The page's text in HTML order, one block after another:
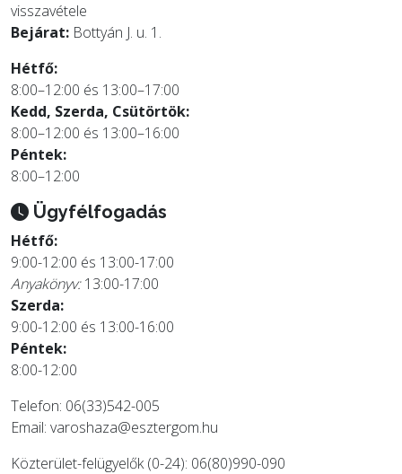
visszavétele
Bejárat: Bottyán J. u. 1.
Hétfő:
8:00–12:00 és 13:00–17:00
Kedd, Szerda, Csütörtök:
8:00–12:00 és 13:00–16:00
Péntek:
8:00–12:00
Ügyfélfogadás
Hétfő:
9:00-12:00 és 13:00-17:00
Anyakönyv:13:00-17:00
Szerda:
9:00-12:00 és 13:00-16:00
Péntek:
8:00-12:00
Telefon: 06(33)542-005
Email: varoshaza@esztergom.hu
Közterület-felügyelők (0-24): 06(80)990-090